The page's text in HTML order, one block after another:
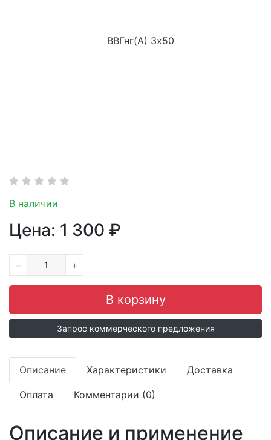
В наличии
Цена: 1 300 ₽
− +
Запрос коммерческого предложения
Описание Характеристики Доставка
Оплата Комментарии (0)
Описание и применение